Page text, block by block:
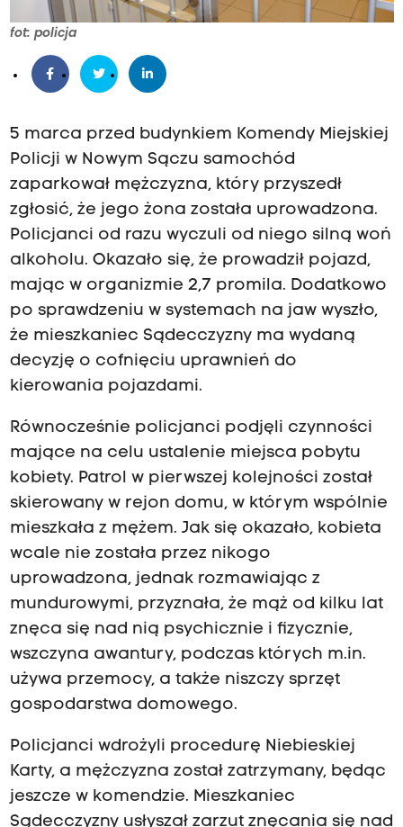
fot: policja
5 marca przed budynkiem Komendy Miejskiej
Policji w Nowym Sączu samochód
zaparkował mężczyzna, który przyszedł
zgłosić, że jego żona została uprowadzona.
Policjanci od razu wyczuli od niego silną woń
alkoholu. Okazało się, że prowadził pojazd,
mając w organizmie 2,7 promila. Dodatkowo
po sprawdzeniu w systemach na jaw wyszło,
że mieszkaniec Sądecczyzny ma wydaną
decyzję o cofnięciu uprawnień do
kierowania pojazdami.
Równocześnie policjanci podjęli czynności
mające na celu ustalenie miejsca pobytu
kobiety. Patrol w pierwszej kolejności został
skierowany w rejon domu, w którym wspólnie
mieszkała z mężem. Jak się okazało, kobieta
wcale nie została przez nikogo
uprowadzona, jednak rozmawiając z
mundurowymi, przyznała, że mąż od kilku lat
znęca się nad nią psychicznie i fizycznie,
wszczyna awantury, podczas których m.in.
używa przemocy, a także niszczy sprzęt
gospodarstwa domowego.
Policjanci wdrożyli procedurę Niebieskiej
Karty, a mężczyzna został zatrzymany, będąc
jeszcze w komendzie. Mieszkaniec
Sądecczyzny usłyszał zarzut znęcania się nad